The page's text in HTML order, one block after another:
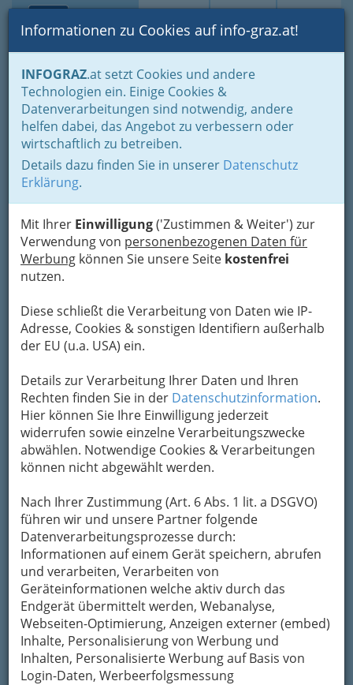
Suche Login Toggle
Informationen zu Cookies auf info-graz.at!
INFOGRAZ.at setzt Cookies und andere
Technologien ein. Einige Cookies &
Datenverarbeitungen sind notwendig, andere
helfen dabei, das Angebot zu verbessern oder
wirtschaftlich zu betreiben.
Details dazu finden Sie in unserer Datenschutz
Erklärung.
Mit Ihrer Einwilligung('Zustimmen & Weiter') zur
Verwendung von personenbezogenen Daten für
Werbung können Sie unsere Seite kostenfrei
nutzen.
Diese schließt die Verarbeitung von Daten wie IP-
Adresse, Cookies & sonstigen Identifiern außerhalb
der EU (u.a. USA) ein.
Details zur Verarbeitung Ihrer Daten und Ihren
Rechten finden Sie in der Datenschutzinformation.
Hier können Sie Ihre Einwilligung jederzeit
widerrufen sowie einzelne Verarbeitungszwecke
abwählen. Notwendige Cookies & Verarbeitungen
können nicht abgewählt werden.
Nach Ihrer Zustimmung (Art. 6 Abs. 1 lit. a DSGVO)
führen wir und unsere Partner folgende
Datenverarbeitungsprozesse durch:
Informationen auf einem Gerät speichern, abrufen
und verarbeiten, Verarbeiten von
Geräteinformationen welche aktiv durch das
Endgerät übermittelt werden, Webanalyse,
Webseiten-Optimierung, Anzeigen externer (embed)
Inhalte, Personalisierung von Werbung und
Inhalten, Personalisierte Werbung auf Basis von
Login-Daten, Werbeerfolgsmessung
Home Branchen
Buschenschank Bernhart
Hofberg 61, 8333 Riegersburg
+43 3153 8379
Karte
Adresse mit Google Maps anschauen
Kontaktaufnahme
bewahren, verwenden wir an dieser Stelle zur
Übermittlung Ihrer Nachricht ein sicheres
Formular. Ihre Nachricht wird nach dem
Absenden umgehend per Mail an das
Unternehmen Buschenschank Bernhart
weitergeleitet.
Meine Email Adresse
Mein Betreff
Meine Nachricht